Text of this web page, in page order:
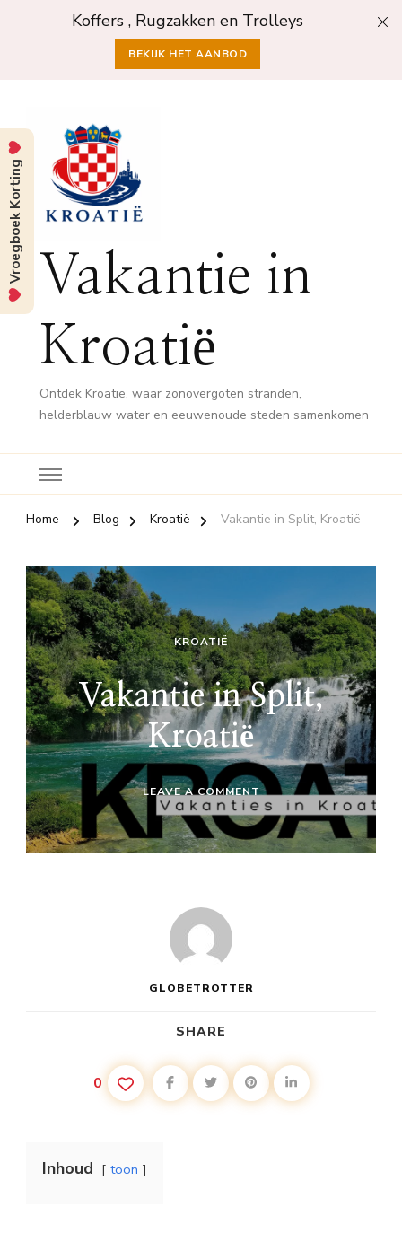
Koffers , Rugzakken en Trolleys
BEKIJK HET AANBOD
Vakantie in
Kroatië
Ontdek Kroatië, waar zonovergoten stranden,
helderblauw water en eeuwenoude steden samenkomen
Home Blog Kroatië Vakantie in Split, Kroatië
KROATIË
Vakantie in Split,
Kroatië
LEAVE A COMMENTON
VAKANTIE
IN
SPLIT,
KROATIË
GLOBETROTTER
SHARE
0
Inhoud toon
Vroegboek Korting